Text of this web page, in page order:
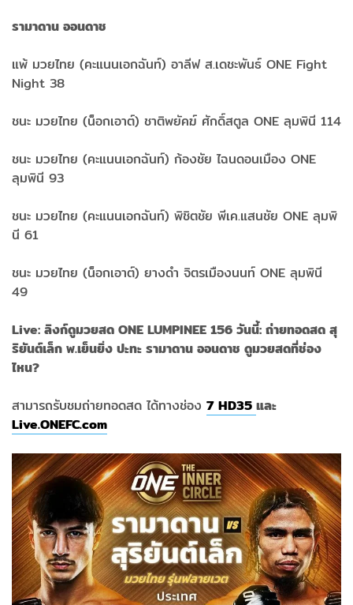
รามาดาน ออนดาช
แพ้ มวยไทย (คะแนนเอกฉันท์) อาลีฟ ส.เดชะพันธ์ ONE Fight
Night 38
ชนะ มวยไทย (น็อกเอาต์) ชาติพยัคฆ์ ศักดิ์สตูล ONE ลุมพินี 114
ชนะ มวยไทย (คะแนนเอกฉันท์) ก้องชัย ไฉนดอนเมือง ONE
ลุมพินี 93
ชนะ มวยไทย (คะแนนเอกฉันท์) พิชิตชัย พีเค.แสนชัย ONE ลุมพิ
นี 61
ชนะ มวยไทย (น็อกเอาต์) ยางดำ จิตรเมืองนนท์ ONE ลุมพินี
49
Live: ลิงก์ดูมวยสด ONE LUMPINEE 156 วันนี้: ถ่ายทอดสด สุ
ริยันต์เล็ก พ.เย็นยิ่ง ปะทะ รามาดาน ออนดาช ดูมวยสดที่ช่อง
ไหน?
สามารถรับชมถ่ายทอดสด ได้ทางช่อง 7 HD35 และ
Live.ONEFC.com